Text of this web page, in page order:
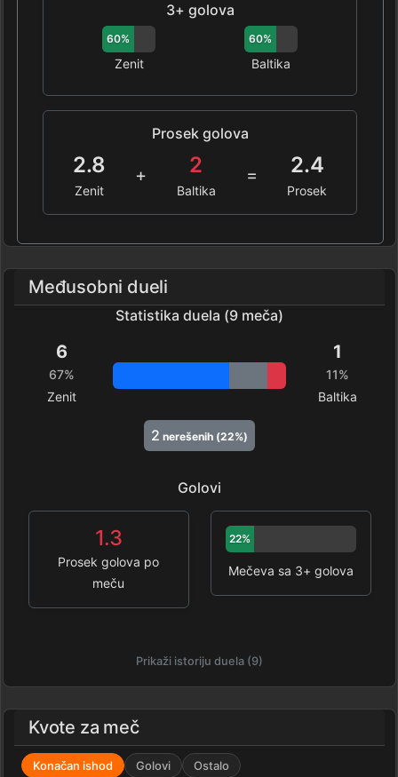
3+ golova
60%
Zenit
60%
Baltika
Prosek golova
2.8
Zenit
+ 2
Baltika
= 2.4
Prosek
Međusobni dueli
Statistika duela (9 meča)
6
67%
Zenit
1
11%
Baltika
2 nerešenih (22%)
Golovi
1.3
Prosek golova po
meču
22%
Mečeva sa 3+ golova
Prikaži istoriju duela (9)
Kvote za meč
Konačan ishod Golovi Ostalo